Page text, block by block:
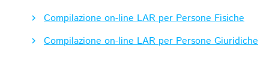
Compilazione on-line LAR per Persone Fisiche
Compilazione on-line LAR per Persone Giuridiche